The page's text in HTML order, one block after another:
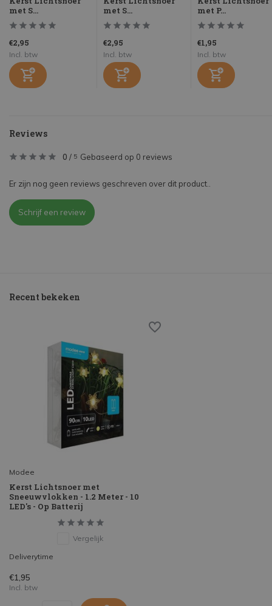
met S...
€2,95
Incl. btw
met S...
€2,95
Incl. btw
met P...
€1,95
Incl. btw
Reviews
0 / 5 Gebaseerd op 0 reviews
Er zijn nog geen reviews geschreven over dit product..
Schrijf een review
Recent bekeken
Modee
Kerst Lichtsnoer met
Sneeuwvlokken - 1.2 Meter - 10
LED's - Op Batterij
Vergelijk
Deliverytime
€1,95
Incl. btw